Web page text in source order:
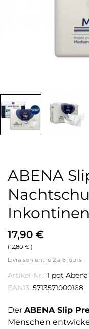
ABENA
17,90 €
(12,80 € )
Livraison entre 2 à 6 jours
Artikel-Nr.: 1 pqt
EAN13: 5713571000168
Der ABENA Slip
Menschen